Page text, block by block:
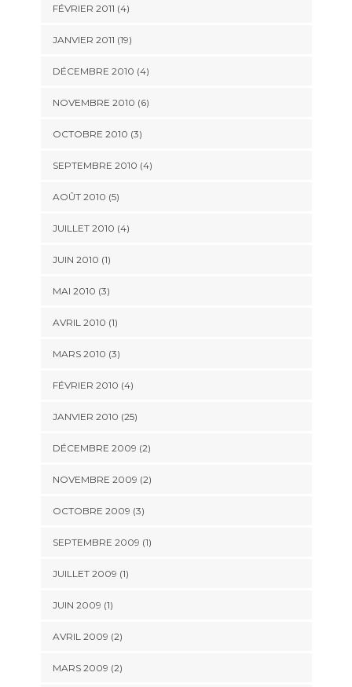
FÉVRIER 2011 (4)
JANVIER 2011 (19)
DÉCEMBRE 2010 (4)
NOVEMBRE 2010 (6)
OCTOBRE 2010 (3)
SEPTEMBRE 2010 (4)
AOÛT 2010 (5)
JUILLET 2010 (4)
JUIN 2010 (1)
MAI 2010 (3)
AVRIL 2010 (1)
MARS 2010 (3)
FÉVRIER 2010 (4)
JANVIER 2010 (25)
DÉCEMBRE 2009 (2)
NOVEMBRE 2009 (2)
OCTOBRE 2009 (3)
SEPTEMBRE 2009 (1)
JUILLET 2009 (1)
JUIN 2009 (1)
AVRIL 2009 (2)
MARS 2009 (2)